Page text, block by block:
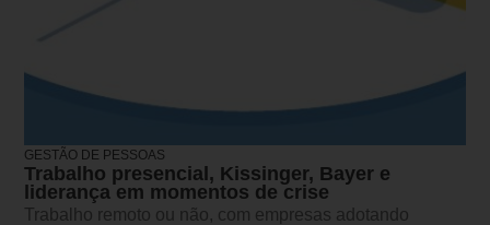
GESTÃO DE PESSOAS
Trabalho presencial, Kissinger, Bayer e
liderança em momentos de crise
Trabalho remoto ou não, com empresas adotando